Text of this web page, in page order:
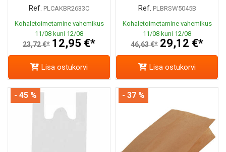
Ref. PLCAKBR2633C
Kohaletoimetamine vahemikus
11/08 kuni 12/08
23,72 €* 12,95 €*
Lisa ostukorvi
Ref. PLBRSW5045B
Kohaletoimetamine vahemikus
11/08 kuni 12/08
46,63 €* 29,12 €*
Lisa ostukorvi
- 45 % - 37 %